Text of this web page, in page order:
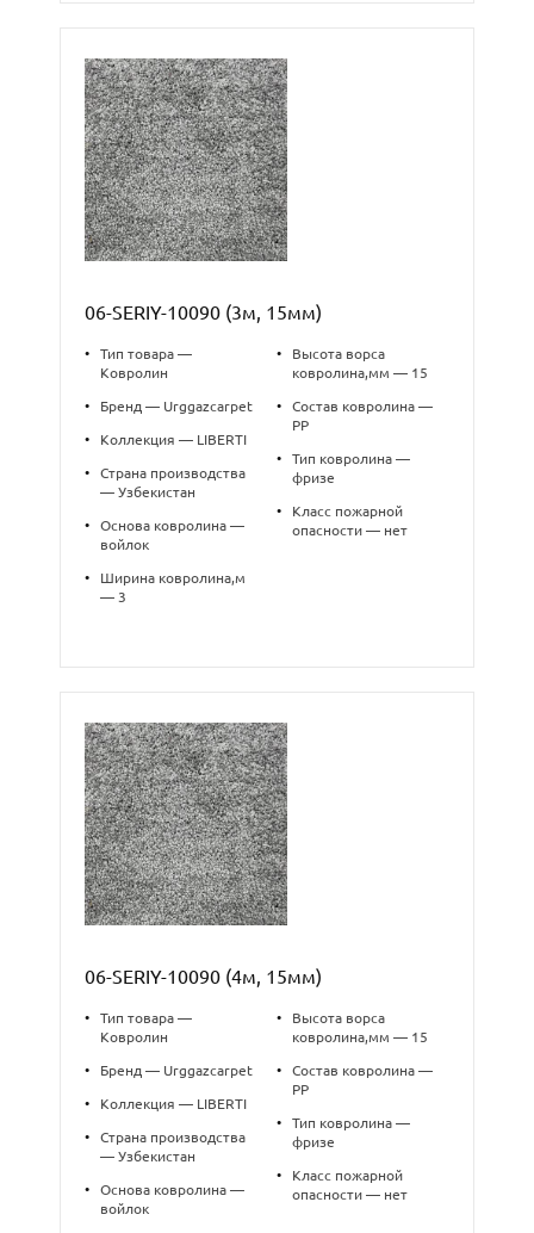
06-SERIY-10090 (3м, 15мм)
•
Тип товара —
Ковролин
• Бренд — Urggazcarpet
• Коллекция — LIBERTI
•
Страна производства
— Узбекистан
•
Основа ковролина —
войлок
•
Ширина ковролина,м
— 3
•
Высота ворса
ковролина,мм — 15
•
Состав ковролина —
PP
•
Тип ковролина —
фризе
•
Класс пожарной
опасности — нет
06-SERIY-10090 (4м, 15мм)
•
Тип товара —
Ковролин
• Бренд — Urggazcarpet
• Коллекция — LIBERTI
•
Страна производства
— Узбекистан
•
Основа ковролина —
войлок
•
Высота ворса
ковролина,мм — 15
•
Состав ковролина —
PP
•
Тип ковролина —
фризе
•
Класс пожарной
опасности — нет